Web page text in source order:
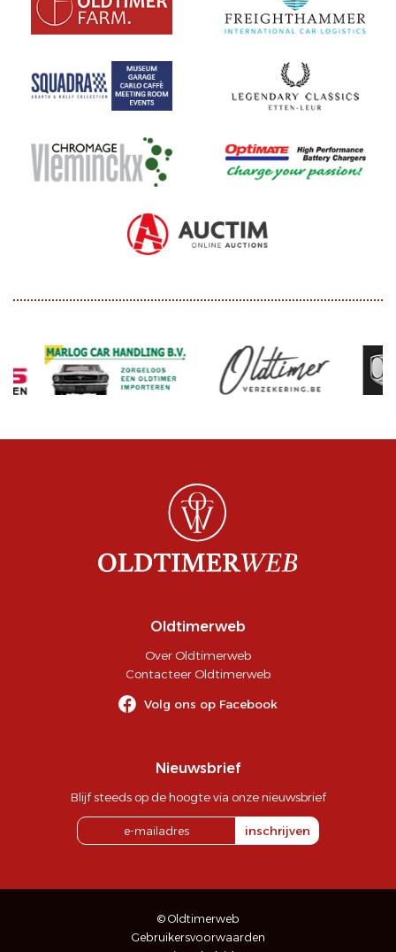
Oldtimerweb
Over Oldtimerweb
Contacteer Oldtimerweb
Volg ons op Facebook
Nieuwsbrief
Blijf steeds op de hoogte via onze nieuwsbrief
inschrijven
© Oldtimerweb
Gebruikersvoorwaarden